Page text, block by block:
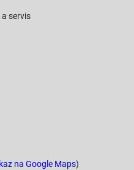
servis
na Google Maps)